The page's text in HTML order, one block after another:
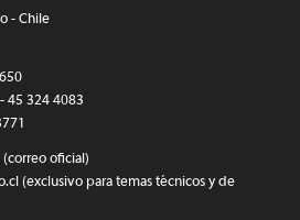
- Chile
45 324 4083
(correo oficial)
(exclusivo para temas técnicos y de